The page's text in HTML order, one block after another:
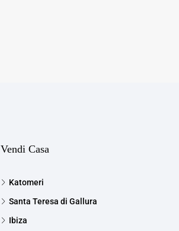
Vendi Casa
Katomeri
Santa Teresa di Gallura
Ibiza